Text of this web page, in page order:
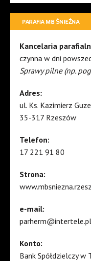
PARAFIA MB ŚNIEŻNA
Kancelaria
czynna w dni
Sprawy pilne (np.
Adres:
ul. Ks. Kazimierz
35-317 Rzeszów
Telefon:
17 221 91 80
Strona:
e-mail:
parherm@intertele.pl
Konto:
Bank Spółdzielczy w